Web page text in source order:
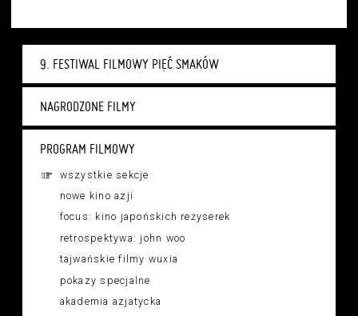
9. FESTIWAL FILMOWY PIĘĆ SMAKÓW
NAGRODZONE FILMY
PROGRAM FILMOWY
wszystkie sekcje
nowe kino azji
focus: kino japońskich reżyserek
retrospektywa: john woo
tajwańskie filmy wuxia
pokazy specjalne
akademia azjatycka